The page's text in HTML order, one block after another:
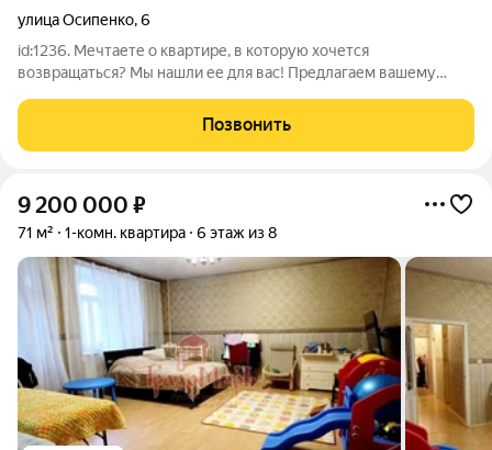
улица Осипенко,6
id:1236. Мечтаете о квартире, в которую хочется
возвращаться? Мы нашли ее для вас! Предлагаем вашему
актуальном и развивающемся районе города. Это не
«однушка», а ваше личное пространство для большой
Позвонить
9 200 000 ₽
71 м² 1-комн. квартира 6 этаж из 8